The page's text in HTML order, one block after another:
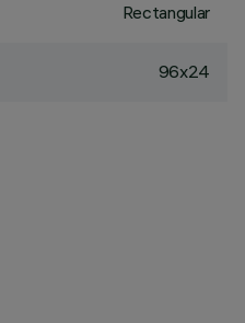
Rectangular
96x24